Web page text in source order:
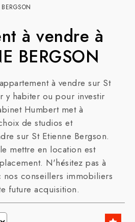
à vendre à
BERGSON
à vendre sur St
y habiter ou pour investir
Humbert met à
de studios et
sur St Etienne Bergson.
mettre en location est
N'hésitez pas à
conseillers immobiliers
future acquisition.